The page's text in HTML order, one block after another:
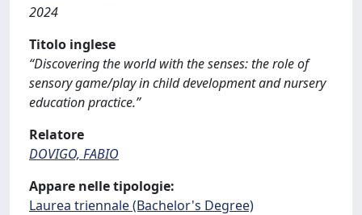
2024
Titolo inglese
“Discovering the world with the senses: the role of
sensory game/play in child development and nursery
education practice.”
Relatore
DOVIGO, FABIO
Appare nelle tipologie:
Laurea triennale (Bachelor's Degree)